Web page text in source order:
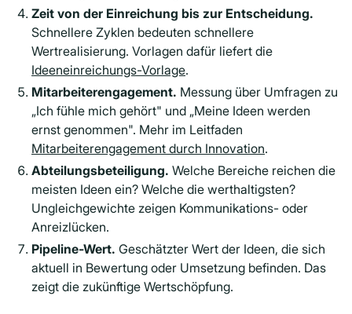
Zeit von der Einreichung bis zur Entscheidung.
Schnellere Zyklen bedeuten schnellere
Wertrealisierung. Vorlagen dafür liefert die
Ideeneinreichungs-Vorlage.
Mitarbeiterengagement. Messung über Umfragen zu
„Ich fühle mich gehört" und „Meine Ideen werden
ernst genommen". Mehr im Leitfaden
Mitarbeiterengagement durch Innovation.
Abteilungsbeteiligung. Welche Bereiche reichen die
meisten Ideen ein? Welche die werthaltigsten?
Ungleichgewichte zeigen Kommunikations- oder
Anreizlücken.
Pipeline-Wert. Geschätzter Wert der Ideen, die sich
aktuell in Bewertung oder Umsetzung befinden. Das
zeigt die zukünftige Wertschöpfung.